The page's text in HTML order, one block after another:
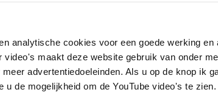
analytische cookies voor een goede werking en
maakt deze website gebruik van onder
advertentiedoeleinden. Als u op de knop ik
u de mogelijkheid om de YouTube video's te
Aantal en kenmerken van problematische opiatengebruikers in Nederland
M. van Laar 36 pagina's